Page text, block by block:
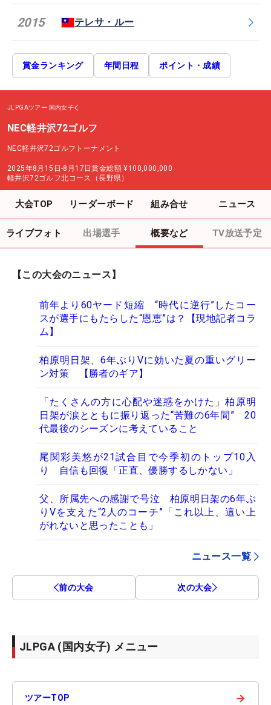
2015 テレサ・ルー
賞金ランキング 年間日程 ポイント・成績
JLPGAツアー 国内女子
NEC軽井沢72ゴルフ
NEC軽井沢72ゴルフトーナメント
2025年8月15日-8月17日賞金総額 ¥100,000,000
軽井沢72ゴルフ北コース（長野県）
大会TOP リーダーボード 組み合せ ニュース
ライブフォト 出場選手 概要など TV放送予定
【この大会のニュース】
前年より60ヤード短縮 “時代に逆行”したコー
スが選手にもたらした“恩恵”は？【現地記者コラ
ム】
柏原明日架、6年ぶりVに効いた夏の重いグリー
ン対策 【勝者のギア】
「たくさんの方に心配や迷惑をかけた」柏原明
日架が涙とともに振り返った“苦難の6年間” 20
代最後のシーズンに考えていること
尾関彩美悠が21試合目で今季初のトップ10入
り 自信も回復「正直、優勝するしかない」
父、所属先への感謝で号泣 柏原明日架の6年ぶ
りVを支えた“2人のコーチ”「これ以上、這い上
がれないと思ったことも」
ニュース一覧
前の大会 次の大会
JLPGA (国内女子) メニュー
ツアーTOP →